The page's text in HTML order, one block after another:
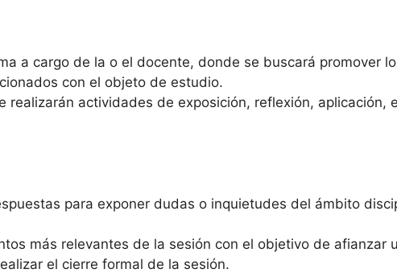
a cargo de la o el docente, donde se buscará promover
con el objeto de estudio.
realizarán actividades de exposición, reflexión, aplicación,
para exponer dudas o inquietudes del ámbito
más relevantes de la sesión con el objetivo de afianzar
el cierre formal de la sesión.